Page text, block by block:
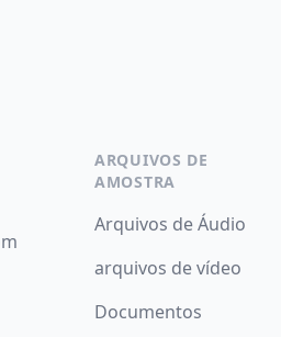
ARQUIVOS DE
AMOSTRA
Arquivos de Áudio
arquivos de vídeo
Documentos